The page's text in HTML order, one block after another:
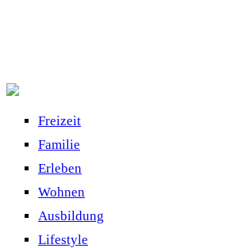
Freizeit
Familie
Erleben
Wohnen
Ausbildung
Lifestyle